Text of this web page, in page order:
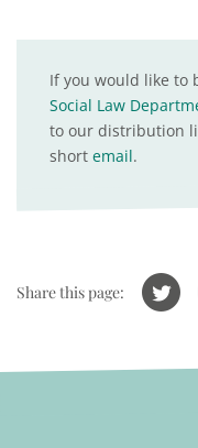
If you would like to
Social Law
to our distribution
short email.
Share this page: